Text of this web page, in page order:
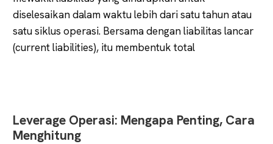
diselesaikan dalam waktu lebih dari satu tahun atau
satu siklus operasi. Bersama dengan liabilitas lancar
(current liabilities), itu membentuk total
Leverage Operasi: Mengapa Penting, Cara
Menghitung